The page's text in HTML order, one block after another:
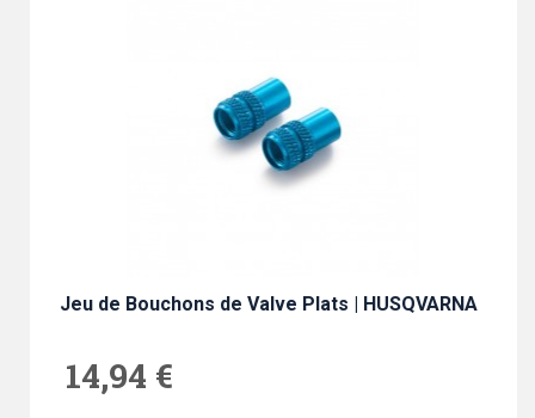
Jeu de Bouchons de Valve Plats | HUSQVARNA
14,94 €